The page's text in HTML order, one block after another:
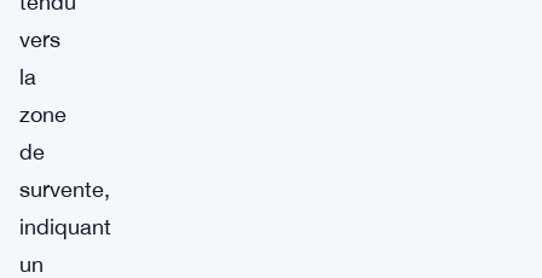
vers
la
zone
de
survente,
indiquant
un